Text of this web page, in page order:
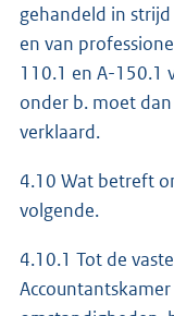
gehandeld in
en van
110.1 en A-150.1
onder b. moet
verklaard.
4.10 Wat betreft
volgende.
4.10.1 Tot de